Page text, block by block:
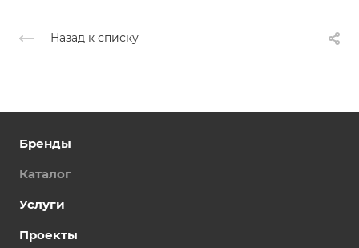
Назад к списку
Бренды
Каталог
Услуги
Проекты